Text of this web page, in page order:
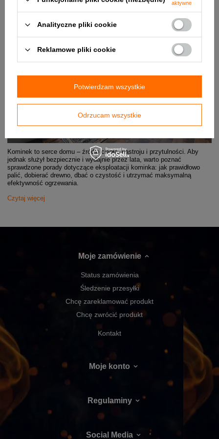
Kominek to serce domu – źródło ciepła, nastroju i przytulności. Aby
jednak służył bezpiecznie i wydajnie przez lata, warto poznać
sprawdzone porady dotyczące eksploatacji kominka: jak prawidłowo
palić, dobierać drewno, dbać o czystość i utrzymać maksymalną
efektywność ogrzewania.
Czytaj więcej
Moje zamówienie
Status zamówienia
Śledzenie przesyłki
Chcę zareklamować produkt
Chcę zwrócić produkt
Kontakt
Moje konto
Regulaminy
Social Media
aktywne
Analityczne pliki cookie
Reklamowe pliki cookie
Odrzucam wszystkie
Potwierdzam wszystkie